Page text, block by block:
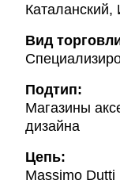
Каталанский,
Вид
Подтип:
Магазины
дизайна
Цепь:
Massimo Dutti